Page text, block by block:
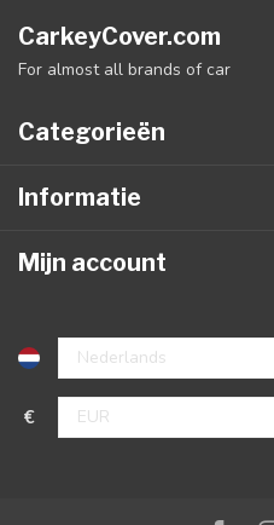
CarkeyCover.com
For almost all brands of car
Categorieën
Informatie
Mijn account
€